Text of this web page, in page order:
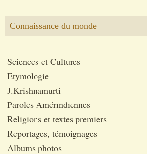
Connaissance du monde
Sciences et Cultures
Etymologie
J.Krishnamurti
Paroles Amérindiennes
Religions et textes premiers
Reportages, témoignages
Albums photos